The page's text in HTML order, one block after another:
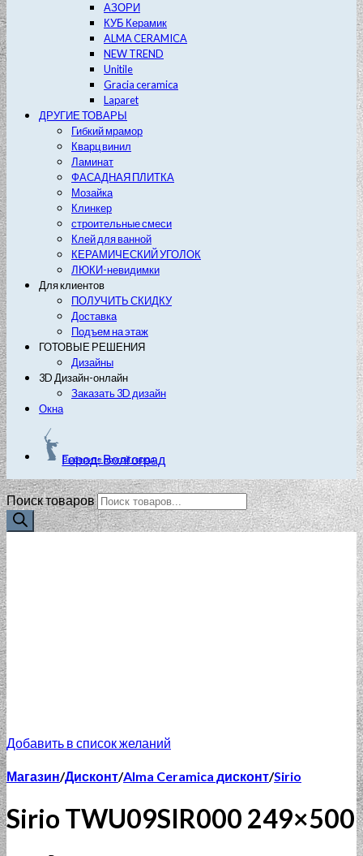
АЗОРИ
КУБ Керамик
ALMA CERAMICA
NEW TREND
Unitile
Gracia ceramica
Laparet
ДРУГИЕ ТОВАРЫ
Гибкий мрамор
Кварц винил
Ламинат
ФАСАДНАЯ ПЛИТКА
Мозайка
Клинкер
строительные смеси
Клей для ванной
КЕРАМИЧЕСКИЙ УГОЛОК
ЛЮКИ-невидимки
Для клиентов
ПОЛУЧИТЬ СКИДКУ
Доставка
Подъем на этаж
ГОТОВЫЕ РЕШЕНИЯ
Дизайны
3D Дизайн-онлайн
Заказать 3D дизайн
Окна
Город: Волгоград
Выберите другой город
Поиск товаров
Добавить в список желаний
Магазин/Дисконт/Alma Ceramica дисконт/Sirio
Sirio TWU09SIR000 249×500